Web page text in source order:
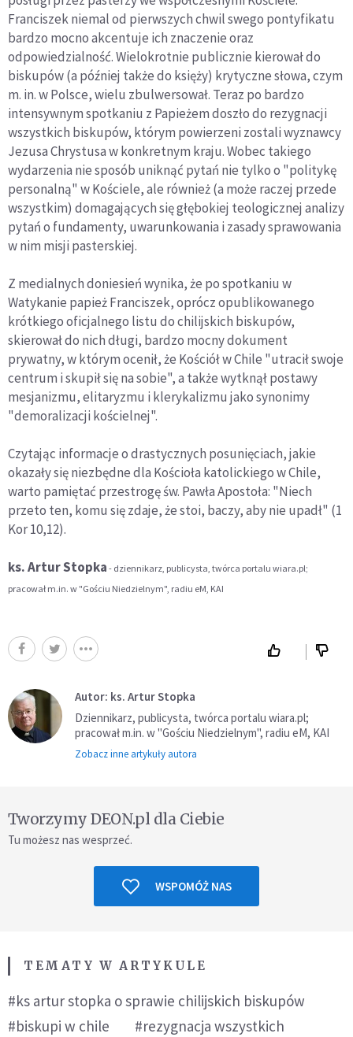
Franciszek niemal od pierwszych chwil swego pontyfikatu
bardzo mocno akcentuje ich znaczenie oraz
odpowiedzialność. Wielokrotnie publicznie kierował do
biskupów (a później także do księży) krytyczne słowa, czym
m. in. w Polsce, wielu zbulwersował. Teraz po bardzo
intensywnym spotkaniu z Papieżem doszło do rezygnacji
wszystkich biskupów, którym powierzeni zostali wyznawcy
Jezusa Chrystusa w konkretnym kraju. Wobec takiego
wydarzenia nie sposób uniknąć pytań nie tylko o "politykę
personalną" w Kościele, ale również (a może raczej przede
wszystkim) domagających się głębokiej teologicznej analizy
pytań o fundamenty, uwarunkowania i zasady sprawowania
w nim misji pasterskiej.
Z medialnych doniesień wynika, że po spotkaniu w
Watykanie papież Franciszek, oprócz opublikowanego
krótkiego oficjalnego listu do chilijskich biskupów,
skierował do nich długi, bardzo mocny dokument
prywatny, w którym ocenił, że Kościół w Chile "utracił swoje
centrum i skupił się na sobie", a także wytknął postawy
mesjanizmu, elitaryzmu i klerykalizmu jako synonimy
"demoralizacji kościelnej".
Czytając informacje o drastycznych posunięciach, jakie
okazały się niezbędne dla Kościoła katolickiego w Chile,
warto pamiętać przestrogę św. Pawła Apostoła: "Niech
przeto ten, komu się zdaje, że stoi, baczy, aby nie upadł" (1
Kor 10,12).
ks. Artur Stopka - dziennikarz, publicysta, twórca portalu wiara.pl;
pracował m.in. w "Gościu Niedzielnym", radiu eM, KAI
Autor: ks. Artur Stopka
Dziennikarz, publicysta, twórca portalu wiara.pl;
pracował m.in. w "Gościu Niedzielnym", radiu eM, KAI
Zobacz inne artykuły autora
Tworzymy DEON.pl dla Ciebie
Tu możesz nas wesprzeć.
WSPOMÓŻ NAS
TEMATY W ARTYKULE
#ks artur stopka o sprawie chilijskich biskupów
#biskupi w chile
#rezygnacja wszystkich